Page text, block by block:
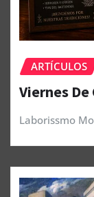
ARTÍCULOS
Viernes
Laborissmo